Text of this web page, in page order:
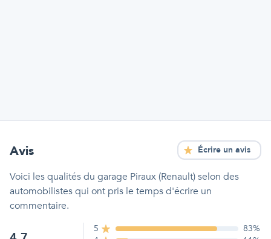
Avis Écrire un avis
Voici les qualitésdu garage Piraux (Renault)selon des
automobilistes qui ont pris le temps d'écrire un
commentaire.
5 83%